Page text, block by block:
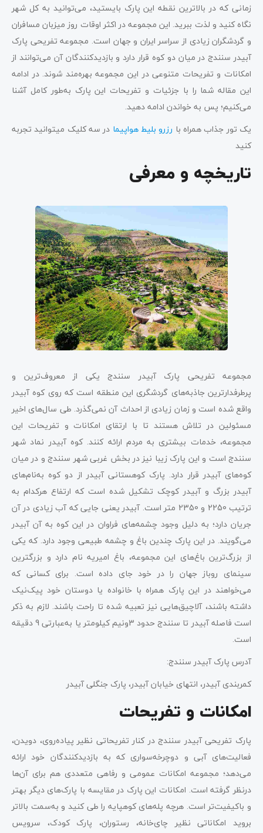
زمانی که در بالاترین نقطه این پارک بایستید، می‌توانید به کل شهر
نگاه کنید و لذت ببرید. این مجموعه در اکثر اوقات روز میزبان مسافران
و گردشگران زیادی از سراسر ایران و جهان است. مجموعه تفریحی پارک
آبیدر سنندج در میان دو کوه قرار دارد و بازدیدکنندگان آن می‌توانند از
امکانات و تفریحات متنوعی در این مجموعه بهره‌مند شوند. در ادامه
این مقاله شما را با جزئیات و تفریحات این پارک به‌طور کامل آشنا
می‌کنیم؛ پس به خواندن ادامه دهید.
یک تور جذاب همراه با رزرو بلیط هواپیما در سه کلیک میتوانید تجربه
کنید
تاریخچه و معرفی
مجموعه تفریحی پارک آبیدر سنندج یکی از معروف‌ترین و
پرطرفدارترین جاذبه‌های گردشگری این منطقه است که روی کوه آبیدر
واقع شده است و زمان زیادی از احداث آن نمی‌گذرد. طی سال‌های اخیر
مسئولین در تلاش هستند تا با ارتقای امکانات و تفریحات این
مجموعه، خدمات بیشتری به مردم ارائه کنند. کوه آبیدر نماد شهر
سنندج است و این پارک زیبا نیز در بخش غربی شهر سنندج و در میان
کوه‌های آبیدر قرار دارد. پارک کوهستانی آبیدر از دو کوه به‌نام‌های
آبیدر بزرگ و آبیدر کوچک تشکیل شده است که ارتفاع هرکدام به
ترتیب 2250 و 2350 متر است. آبیدر یعنی جایی که آب زیادی در آن
جریان دارد؛ به دلیل وجود چشمه‌های فراوان در این کوه به آن آبیدر
می‌گویند. در این پارک چندین باغ و چشمه طبیعی وجود دارد. که یکی
از بزرگ‌ترین باغ‌های این مجموعه، باغ امیریه نام دارد و بزرگترین
سینمای روباز جهان را در خود جای داده است. برای کسانی که
می‌خواهند در این پارک همراه با خانواده یا دوستان خود پیک‌نیک
داشته باشند، آلاچیق‌هایی نیز تعبیه شده تا راحت باشند. لازم به ذکر
است فاصله آبیدر تا سنندج حدود 3ونیم کیلومتر یا به‌عبارتی 9 دقیقه
است.
آدرس پارک آبیدر سنندج:
کمربندی آبیدر، انتهای خیابان آبیدر، پارک جنگلی آبیدر
امکانات و تفریحات
پارک تفریحی آبیدر سنندج در کنار تفریحاتی نظیر پیاده‌روی، دویدن،
فعالیت‌های آبی و دوچرخه‌سواری که به بازدیدکنندگان خود ارائه
می‌دهد؛ مجموعه امکانات عمومی و رفاهی متعددی هم برای آن‌ها
درنظر گرفته است. امکانات این پارک در مقایسه با پارک‌های دیگر بهتر
و باکیفیت‌تر است. هرچه پله‌های کوهپایه را طی کنید و به‌سمت بالاتر
بروید امکاناتی نظیر چای‌خانه، رستوران، پارک کودک، سرویس